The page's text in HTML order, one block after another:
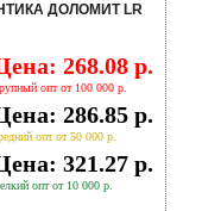
ДОЛОМИТ LR
268.08 р.
опт от 100 000 р.
286.85 р.
опт от 50 000 р.
321.27 р.
опт от 10 000 р.